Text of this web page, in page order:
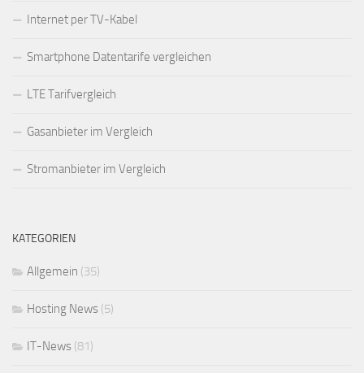
Internet per TV-Kabel
Smartphone Datentarife vergleichen
LTE Tarifvergleich
Gasanbieter im Vergleich
Stromanbieter im Vergleich
KATEGORIEN
Allgemein (35)
Hosting News (5)
IT-News (81)